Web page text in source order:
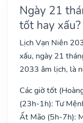
Ngày 21
tốt hay xấu?
Lịch Vạn Niên
xấu, ngày 21
2033 âm lịch, là
Các giờ tốt
(23h-1h): Tư
Ất Mão (5h-7h):